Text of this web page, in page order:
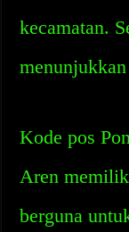
kecamatan.
Kode pos
Aren
berguna